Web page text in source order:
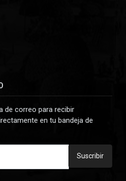
de correo para recibir
en tu bandeja de
Suscribir